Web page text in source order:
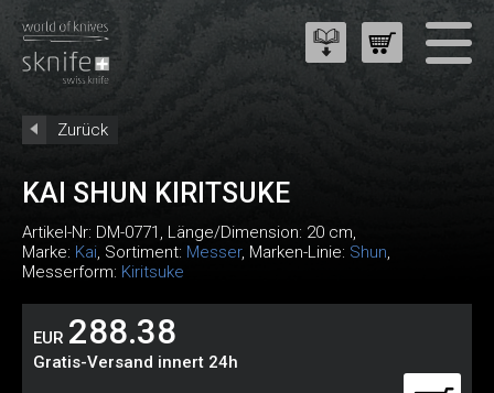
Zurück
KAI SHUN KIRITSUKE
Artikel-Nr: DM-0771 , Länge/Dimension: 20 cm,
Marke: Kai, Sortiment: Messer, Marken-Linie: Shun,
Messerform: Kiritsuke
EUR 288.38
Gratis-Versand innert 24h